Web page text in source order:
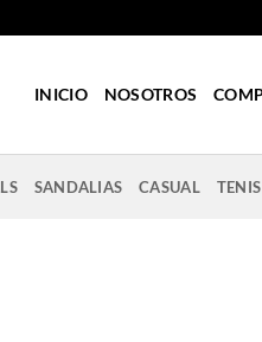
INICIO NOSOTROS
SANDALIAS CASUAL TENIS